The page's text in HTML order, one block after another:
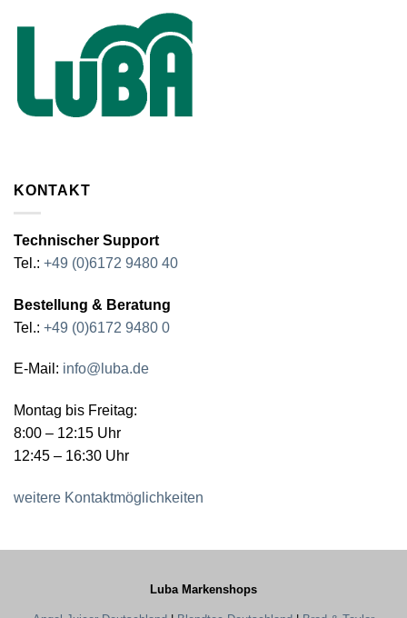
KONTAKT
Technischer Support
Tel.: +49 (0)6172 9480 40
Bestellung & Beratung
Tel.: +49 (0)6172 9480 0
E-Mail: info@luba.de
Montag bis Freitag:
8:00 – 12:15 Uhr
12:45 – 16:30 Uhr
weitere Kontaktmöglichkeiten
Luba Markenshops